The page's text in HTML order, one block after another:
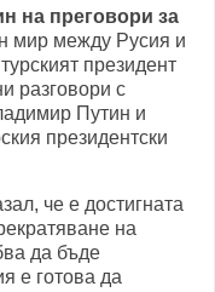
на преговори за
мир между Русия и
президент
разговори с
Путин и
президентски
че е достигната
на
да бъде
е готова да